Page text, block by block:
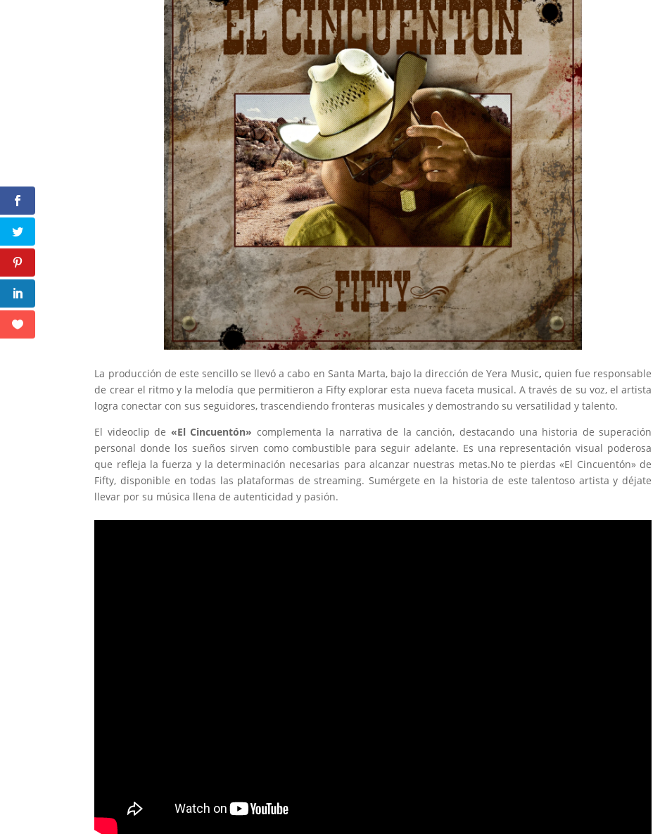
La producción de este sencillo se llevó a cabo en Santa Marta, bajo la dirección de Yera Music, quien fue responsable
de crear el ritmo y la melodía que permitieron a Fifty explorar esta nueva faceta musical. A través de su voz, el artista
logra conectar con sus seguidores, trascendiendo fronteras musicales y demostrando su versatilidad y talento.
El videoclip de «El Cincuentón» complementa la narrativa de la canción, destacando una historia de superación
personal donde los sueños sirven como combustible para seguir adelante. Es una representación visual poderosa
que refleja la fuerza y ​​la determinación necesarias para alcanzar nuestras metas.No te pierdas «El Cincuentón» de
Fifty, disponible en todas las plataformas de streaming. Sumérgete en la historia de este talentoso artista y déjate
llevar por su música llena de autenticidad y pasión.